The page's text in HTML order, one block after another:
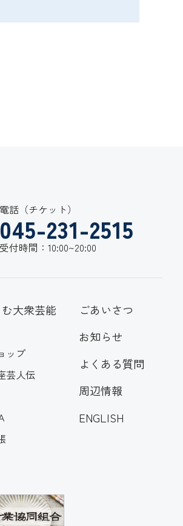
電話（チケット）
045-231-2515
受付時間：10:00~20:00
大衆芸能
ップ
芸人伝
ごあいさつ
お知らせ
よくある質問
周辺情報
ENGLISH